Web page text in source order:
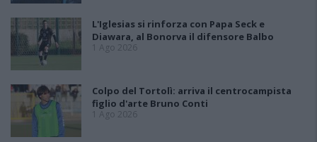
L'Iglesias si rinforza con Papa Seck e
Diawara, al Bonorva il difensore Balbo
1 Ago 2026
Colpo del Tortolì: arriva il centrocampista
figlio d'arte Bruno Conti
1 Ago 2026